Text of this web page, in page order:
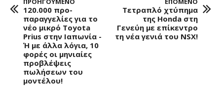
120.000 προ-
παραγγελίες για το
νέο μικρό Toyota
Prius στην Ιαπωνία -
Ή με άλλα λόγια, 10
φορές οι μηνιαίες
προβλέψεις
πωλήσεων του
μοντέλου!
Τετραπλό χτύπημα
της Honda στη
Γενεύη με επίκεντρο
τη νέα γενιά του NSX!